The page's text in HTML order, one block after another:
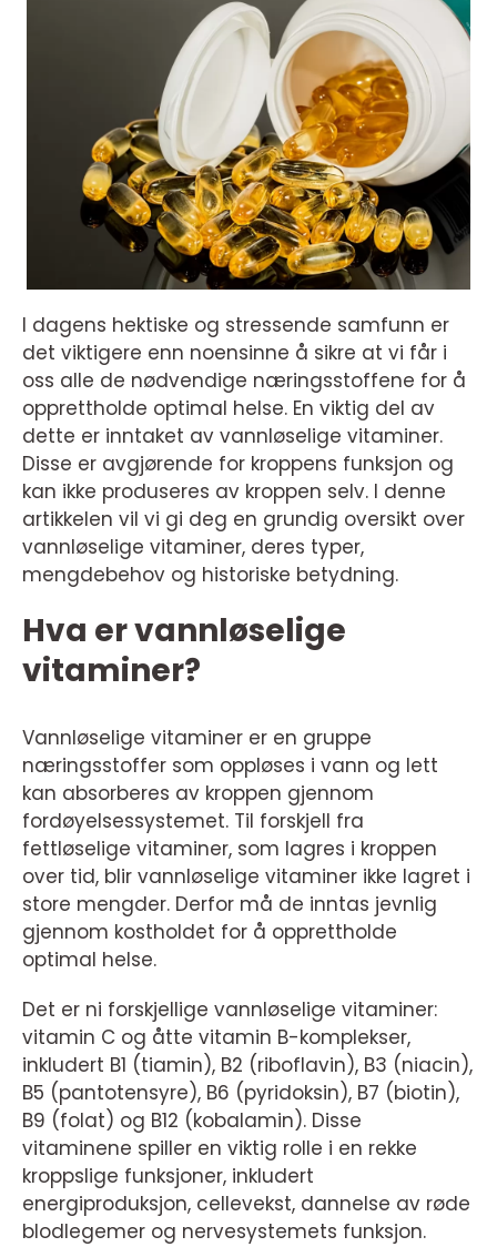
I dagens hektiske og stressende samfunn er
det viktigere enn noensinne å sikre at vi får i
oss alle de nødvendige næringsstoffene for å
opprettholde optimal helse. En viktig del av
dette er inntaket av vannløselige vitaminer.
Disse er avgjørende for kroppens funksjon og
kan ikke produseres av kroppen selv. I denne
artikkelen vil vi gi deg en grundig oversikt over
vannløselige vitaminer, deres typer,
mengdebehov og historiske betydning.
Hva er vannløselige
vitaminer?
Vannløselige vitaminer er en gruppe
næringsstoffer som oppløses i vann og lett
kan absorberes av kroppen gjennom
fordøyelsessystemet. Til forskjell fra
fettløselige vitaminer, som lagres i kroppen
over tid, blir vannløselige vitaminer ikke lagret i
store mengder. Derfor må de inntas jevnlig
gjennom kostholdet for å opprettholde
optimal helse.
Det er ni forskjellige vannløselige vitaminer:
vitamin C og åtte vitamin B-komplekser,
inkludert B1 (tiamin), B2 (riboflavin), B3 (niacin),
B5 (pantotensyre), B6 (pyridoksin), B7 (biotin),
B9 (folat) og B12 (kobalamin). Disse
vitaminene spiller en viktig rolle i en rekke
kroppslige funksjoner, inkludert
energiproduksjon, cellevekst, dannelse av røde
blodlegemer og nervesystemets funksjon.